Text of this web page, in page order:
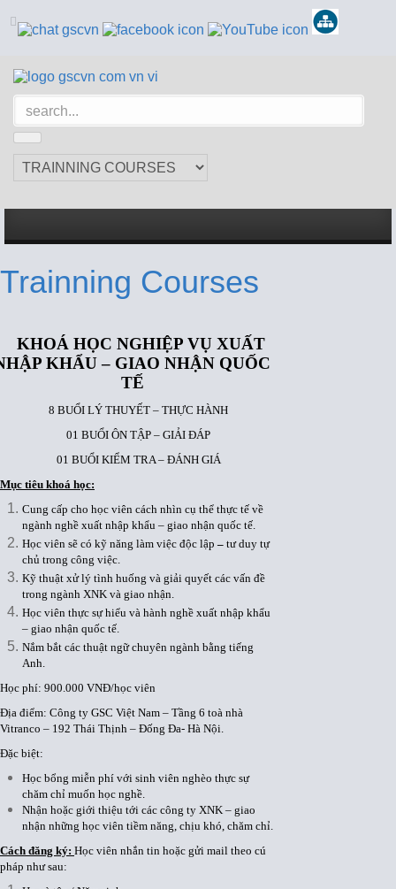
Trainning Courses
KHOÁ HỌC NGHIỆP VỤ XUẤT
KHẨU – GIAO NHẬN QUỐC
TẾ
8 BUỔI LÝ THUYẾT – THỰC HÀNH
01 BUỔI ÔN TẬP – GIẢI ĐÁP
01 BUỔI KIỂM TRA – ĐÁNH GIÁ
Mục tiêu khoá học:
Cung cấp cho học viên cách nhìn cụ thể thực tế về
ngành nghề xuất nhập khẩu – giao nhận quốc tế.
Học viên sẽ có kỹ năng làm việc độc lập – tư duy tự
chủ trong công việc.
Kỹ thuật xử lý tình huống và giải quyết các vấn đề
trong ngành XNK và giao nhận.
Học viên thực sự hiểu và hành nghề xuất nhập khẩu
– giao nhận quốc tế.
Nắm bắt các thuật ngữ chuyên ngành bằng tiếng
Anh.
Học phí: 900.000 VNĐ/học viên
Địa điểm: Công ty GSC Việt Nam – Tầng 6 toà nhà
Vitranco – 192 Thái Thịnh – Đống Đa- Hà Nội.
Đặc biệt:
Học bổng miễn phí với sinh viên nghèo thực sự
chăm chỉ muốn học nghề.
Nhận hoặc giới thiệu tới các công ty XNK – giao
nhận những học viên tiềm năng, chịu khó, chăm chỉ.
Cách đăng ký: Học viên nhắn tin hoặc gửi mail theo cú
pháp như sau: